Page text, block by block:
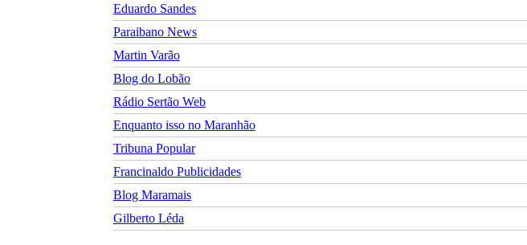
Eduardo Sandes
Paraibano News
Martin Varão
Blog do Lobão
Rádio Sertão Web
Enquanto isso no Maranhão
Tribuna Popular
Francinaldo Publicidades
Blog Maramais
Gilberto Léda